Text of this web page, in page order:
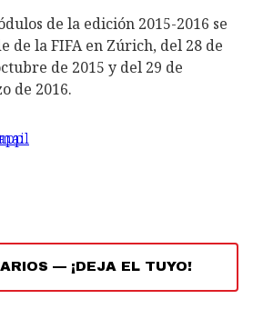
de la edición 2015-2016 se
de la FIFA en Zúrich, del 28 de
de 2015 y del 29 de
de 2016.
— ¡DEJA EL TUYO!